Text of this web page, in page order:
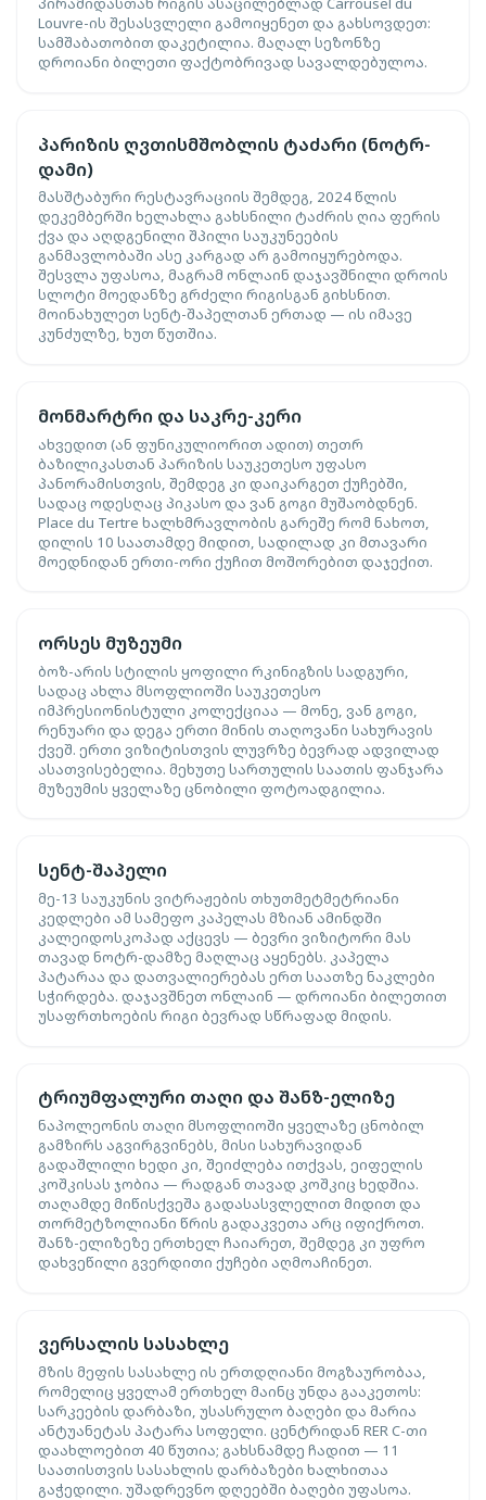
Louvre-ის შესასვლელი გამოიყენეთ და გახსოვდეთ:
სამშაბათობით დაკეტილია. მაღალ სეზონზე
დროიანი ბილეთი ფაქტობრივად სავალდებულოა.
პარიზის ღვთისმშობლის ტაძარი (ნოტრ-
დამი)
მასშტაბური რესტავრაციის შემდეგ, 2024 წლის
დეკემბერში ხელახლა გახსნილი ტაძრის ღია ფერის
ქვა და აღდგენილი შპილი საუკუნეების
განმავლობაში ასე კარგად არ გამოიყურებოდა.
შესვლა უფასოა, მაგრამ ონლაინ დაჯავშნილი დროის
სლოტი მოედანზე გრძელი რიგისგან გიხსნით.
მოინახულეთ სენტ-შაპელთან ერთად — ის იმავე
კუნძულზე, ხუთ წუთშია.
მონმარტრი და საკრე-კერი
ახვედით (ან ფუნიკულიორით ადით) თეთრ
ბაზილიკასთან პარიზის საუკეთესო უფასო
პანორამისთვის, შემდეგ კი დაიკარგეთ ქუჩებში,
სადაც ოდესღაც პიკასო და ვან გოგი მუშაობდნენ.
Place du Tertre ხალხმრავლობის გარეშე რომ ნახოთ,
დილის 10 საათამდე მიდით, სადილად კი მთავარი
მოედნიდან ერთი-ორი ქუჩით მოშორებით დაჯექით.
ორსეს მუზეუმი
ბოზ-არის სტილის ყოფილი რკინიგზის სადგური,
სადაც ახლა მსოფლიოში საუკეთესო
იმპრესიონისტული კოლექციაა — მონე, ვან გოგი,
რენუარი და დეგა ერთი მინის თაღოვანი სახურავის
ქვეშ. ერთი ვიზიტისთვის ლუვრზე ბევრად ადვილად
ასათვისებელია. მეხუთე სართულის საათის ფანჯარა
მუზეუმის ყველაზე ცნობილი ფოტოადგილია.
სენტ-შაპელი
მე-13 საუკუნის ვიტრაჟების თხუთმეტმეტრიანი
კედლები ამ სამეფო კაპელას მზიან ამინდში
კალეიდოსკოპად აქცევს — ბევრი ვიზიტორი მას
თავად ნოტრ-დამზე მაღლაც აყენებს. კაპელა
პატარაა და დათვალიერებას ერთ საათზე ნაკლები
სჭირდება. დაჯავშნეთ ონლაინ — დროიანი ბილეთით
უსაფრთხოების რიგი ბევრად სწრაფად მიდის.
ტრიუმფალური თაღი და შანზ-ელიზე
ნაპოლეონის თაღი მსოფლიოში ყველაზე ცნობილ
გამზირს აგვირგვინებს, მისი სახურავიდან
გადაშლილი ხედი კი, შეიძლება ითქვას, ეიფელის
კოშკისას ჯობია — რადგან თავად კოშკიც ხედშია.
თაღამდე მიწისქვეშა გადასასვლელით მიდით და
თორმეტზოლიანი წრის გადაკვეთა არც იფიქროთ.
შანზ-ელიზეზე ერთხელ ჩაიარეთ, შემდეგ კი უფრო
დახვეწილი გვერდითი ქუჩები აღმოაჩინეთ.
ვერსალის სასახლე
მზის მეფის სასახლე ის ერთდღიანი მოგზაურობაა,
რომელიც ყველამ ერთხელ მაინც უნდა გააკეთოს:
სარკეების დარბაზი, უსასრულო ბაღები და მარია
ანტუანეტას პატარა სოფელი. ცენტრიდან RER C-თი
დაახლოებით 40 წუთია; გახსნამდე ჩადით — 11
საათისთვის სასახლის დარბაზები ხალხითაა
გაჭედილი. უშადრევნო დღეებში ბაღები უფასოა.